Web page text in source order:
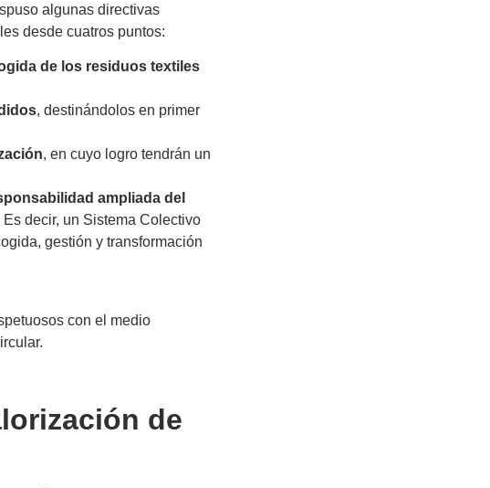
algunas directivas
desde cuatros puntos:
de los residuos textiles
, destinándolos en primer
, en cuyo logro tendrán un
ampliada del
decir, un Sistema Colectivo
gestión y transformación
con el medio
de